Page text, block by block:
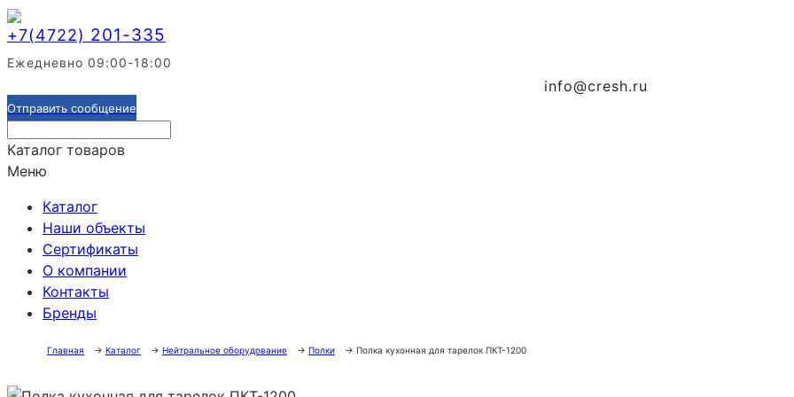
+7(4722) 201-335
Ежедневно 09:00-18:00
info@cresh.ru
Отправить сообщение
Каталог товаров
Меню
Каталог
Наши объекты
Сертификаты
О компании
Контакты
Бренды
Главная → Каталог → Нейтральное оборудование → Полки → Полка кухонная для тарелок ПКТ-1200